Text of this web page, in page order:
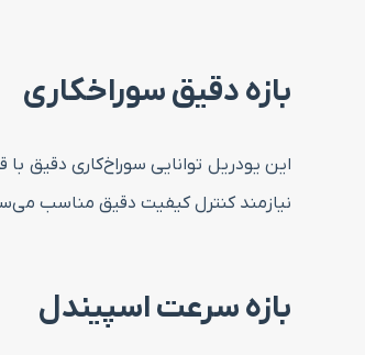
بازه دقیق سوراخکاری
نیازمند کنترل کیفیت دقیق مناسب
بازه سرعت اسپیندل